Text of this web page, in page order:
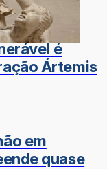
é
Ártemis
em
quase